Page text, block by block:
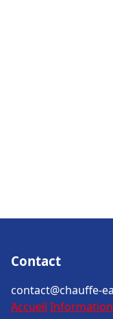
Contact
contact@chauffe-
Accueil